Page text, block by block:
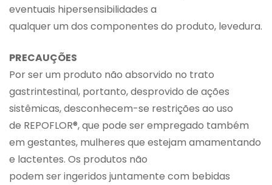
eventuais hipersensibilidades a
qualquer um dos componentes do produto, levedura.
PRECAUÇÕES
Por ser um produto não absorvido no trato
gastrintestinal, portanto, desprovido de ações
sistêmicas, desconhecem-se restrições ao uso
de REPOFLOR®, que pode ser empregado também
em gestantes, mulheres que estejam amamentando
e lactentes. Os produtos não
podem ser ingeridos juntamente com bebidas